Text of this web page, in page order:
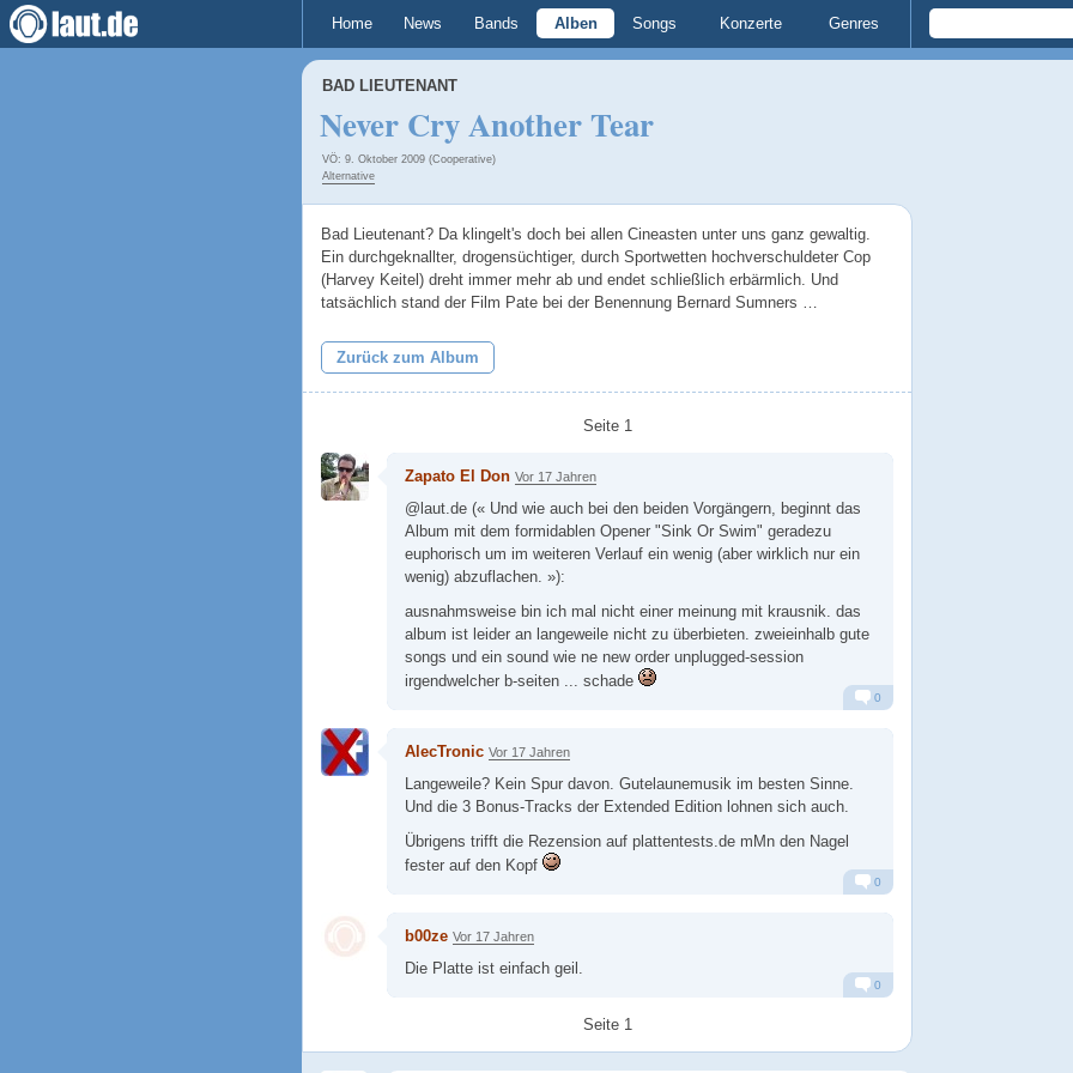
Home News Bands Alben Songs Konzerte Genres
BAD LIEUTENANT
Never Cry Another Tear
VÖ: 9. Oktober 2009 (Cooperative)
Alternative
Bad Lieutenant? Da klingelt's doch bei allen Cineasten unter uns ganz gewaltig.
Ein durchgeknallter, drogensüchtiger, durch Sportwetten hochverschuldeter Cop
(Harvey Keitel) dreht immer mehr ab und endet schließlich erbärmlich. Und
tatsächlich stand der Film Pate bei der Benennung Bernard Sumners …
Zurück zum Album
Seite 1
Zapato El Don Vor 17 Jahren
@laut.de (« Und wie auch bei den beiden Vorgängern, beginnt das
Album mit dem formidablen Opener "Sink Or Swim" geradezu
euphorisch um im weiteren Verlauf ein wenig (aber wirklich nur ein
wenig) abzuflachen. »):
ausnahmsweise bin ich mal nicht einer meinung mit krausnik. das
album ist leider an langeweile nicht zu überbieten. zweieinhalb gute
songs und ein sound wie ne new order unplugged-session
irgendwelcher b-seiten ... schade
0
AlecTronic Vor 17 Jahren
Langeweile? Kein Spur davon. Gutelaunemusik im besten Sinne.
Und die 3 Bonus-Tracks der Extended Edition lohnen sich auch.
Übrigens trifft die Rezension auf plattentests.de mMn den Nagel
fester auf den Kopf
0
b00ze Vor 17 Jahren
Die Platte ist einfach geil.
0
Seite 1